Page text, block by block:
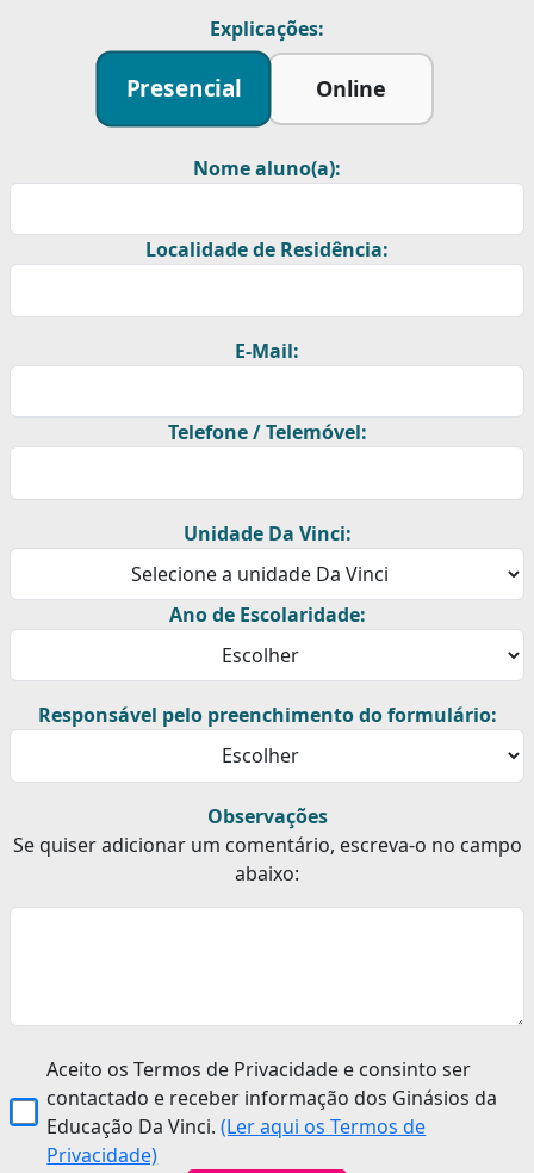
Explicações:
Presencial Online
Nome aluno(a):
Localidade de Residência:
E-Mail:
Telefone / Telemóvel:
Unidade Da Vinci:
Ano de Escolaridade:
Responsável pelo preenchimento do formulário:
Observações
Se quiser adicionar um comentário, escreva-o no campo
abaixo:
Aceito os Termos de Privacidade e consinto ser
contactado e receber informação dos Ginásios da
Educação Da Vinci.(Ler aqui os Termos de
Privacidade)